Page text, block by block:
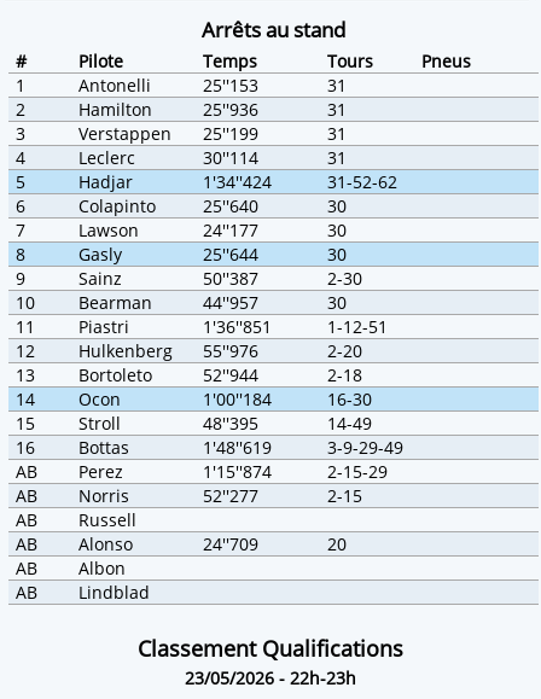
Arrêts au stand
# Pilote Temps Tours
Pneus
1
Antonelli 25''153
31
2
Hamilton 25''936
31
3
Verstappen 25''199
31
4
Leclerc 30''114
31
5
Hadjar 1'34''424
31-52-62
6
Colapinto 25''640
30
7
Lawson 24''177
30
8
Gasly 25''644
30
9
Sainz 50''387
2-30
10
Bearman 44''957
30
11
Piastri 1'36''851
1-12-51
12
Hulkenberg 55''976
2-20
13
Bortoleto 52''944
2-18
14
Ocon 1'00''184
16-30
15
Stroll 48''395
14-49
16
Bottas 1'48''619
3-9-29-49
AB
Perez 1'15''874
2-15-29
AB
Norris 52''277
2-15
AB
Russell
AB
Alonso 24''709
20
AB
Albon
AB
Lindblad
Classement Qualifications
23/05/2026 - 22h-23h